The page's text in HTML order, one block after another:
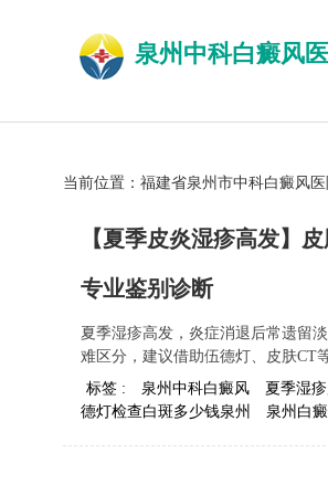
泉州中科白癜风
当前位置： 福建省泉州市中科白癜风
【夏季皮炎湿疹高发】
专业鉴别诊断
夏季湿疹高发，炎症消退后常遗留
难区分，建议借助伍德灯、皮肤CT
标签 :
泉州中科白癜风 夏季湿
德灯检查白斑多少钱泉州
泉州白